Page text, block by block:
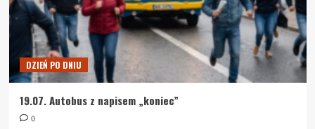
DZIEŃ PO DNIU
19.07. Autobus z napisem „koniec”
0